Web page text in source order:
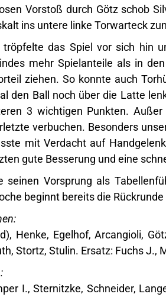
Vorstoß durch Götz schob
ins untere linke Torwarteck
das Spiel vor sich hin
mehr Spielanteile als in
ziehen. So konnte auch
den Ball noch über die Latte
3 wichtigen Punkten.
verbuchen. Besonders
mit Verdacht auf
gute Besserung und eine
seinen Vorsprung als
beginnt bereits die
Henke, Egelhof, Arcangioli,
Stortz, Stulin. Ersatz: Fuchs J.,
I., Sternitzke, Schneider,